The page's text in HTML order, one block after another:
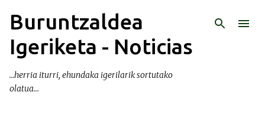
Ir al contenido principal
Buruntzaldea
Igeriketa - Noticias
...herria iturri, ehundaka igerilarik sortutako
olatua...